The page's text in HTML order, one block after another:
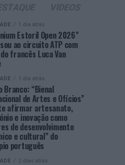
1 dia atrás
Estoril Open 2026”
ao circuito ATP com
francês Luca Van
1 dia atrás
Branco: “Bienal
de Artes e Ofícios”
afirmar artesanato,
e inovação como
de desenvolvimento
e cultural” do
português
2 dias atrás